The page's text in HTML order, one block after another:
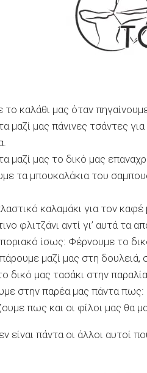
το καλάθι μας όταν
μαζί μας πάνινες τσάντες
μαζί μας το δικό μας
τα μπουκαλάκια του
καλαμάκι για τον
φλιτζάνι αντί γι’ αυτά τα
ίσως: Φέρνουμε το
μαζί μας στη δουλειά,
δικό μας τασάκι στην
στην παρέα μας πάντα
πως και οι φίλοι μας θα
είναι πάντα οι άλλοι αυτοί